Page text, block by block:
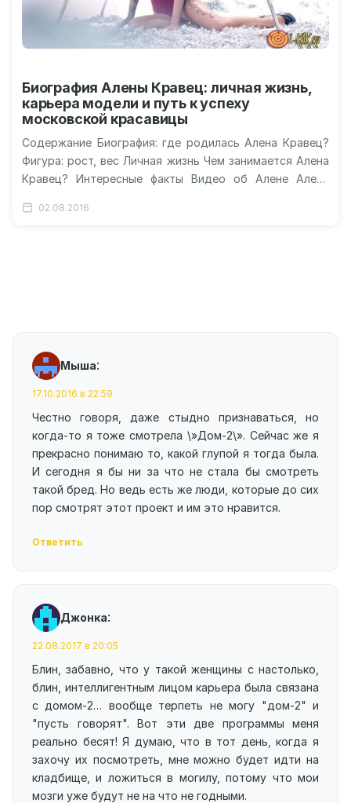
Биография Алены Кравец: личная жизнь,
карьера модели и путь к успеху
московской красавицы
Содержание Биография: где родилась Алена Кравец?
Фигура: рост, вес Личная жизнь Чем занимается Алена
Кравец? Интересные факты Видео об Алене Алена
02.08.2016
Мыша:
17.10.2016 в 22:59
Честно говоря, даже стыдно признаваться, но
когда-то я тоже смотрела \»Дом-2\». Сейчас же я
прекрасно понимаю то, какой глупой я тогда была.
И сегодня я бы ни за что не стала бы смотреть
такой бред. Но ведь есть же люди, которые до сих
пор смотрят этот проект и им это нравится.
Ответить
Джонка:
22.08.2017 в 20:05
Блин, забавно, что у такой женщины с настолько,
блин, интеллигентным лицом карьера была связана
с домом-2… вообще терпеть не могу "дом-2" и
"пусть говорят". Вот эти две программы меня
реально бесят! Я думаю, что в тот день, когда я
захочу их посмотреть, мне можно будет идти на
кладбище, и ложиться в могилу, потому что мои
мозги уже будут не на что не годными.